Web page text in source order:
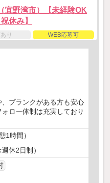
宜野湾市）【未経験OK
休み】
り WEB応募可
ブランクがある方も安心
ロー体制は充実しており
1時間）
休2日制）